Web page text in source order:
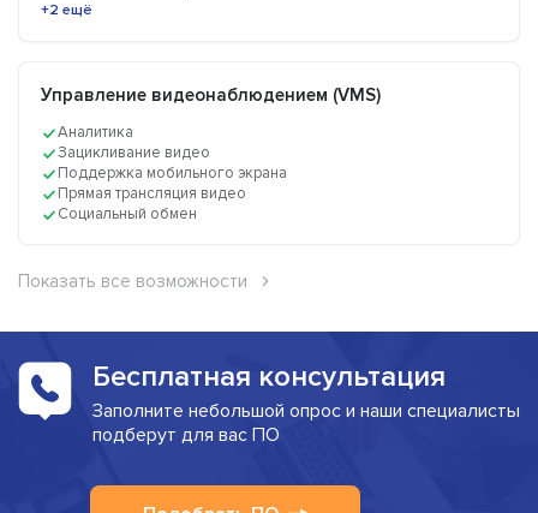
+2 ещё
Управление видеонаблюдением (VMS)
Аналитика
Зацикливание видео
Поддержка мобильного экрана
Прямая трансляция видео
Социальный обмен
Показать все возможности
Бесплатная консультация
Заполните небольшой опрос и наши специалисты
подберут для вас ПО